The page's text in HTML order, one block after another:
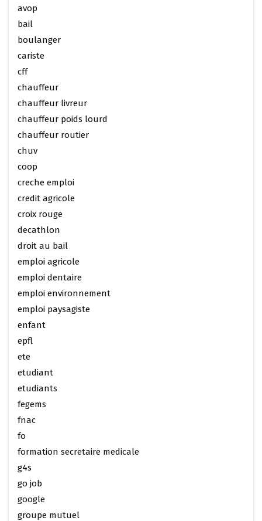
avop
bail
boulanger
cariste
cff
chauffeur
chauffeur livreur
chauffeur poids lourd
chauffeur routier
chuv
coop
creche emploi
credit agricole
croix rouge
decathlon
droit au bail
emploi agricole
emploi dentaire
emploi environnement
emploi paysagiste
enfant
epfl
ete
etudiant
etudiants
fegems
fnac
fo
formation secretaire medicale
g4s
go job
google
groupe mutuel